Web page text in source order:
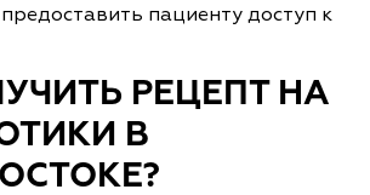
пациенту доступ к
РЕЦЕПТ НА
В